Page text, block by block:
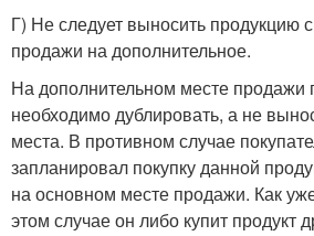
Г) Не следует выносить продукцию
продажи на дополнительное.
На дополнительном месте продажи
необходимо дублировать, а не
места. В противном случае
запланировал покупку данной
на основном месте продажи. Как
этом случае он либо купит продукт